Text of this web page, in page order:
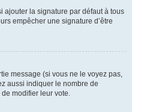
ajouter la signature par défaut à tous
empêcher une signature d’être
message (si vous ne le voyez pas,
aussi indiquer le nombre de
modifier leur vote.